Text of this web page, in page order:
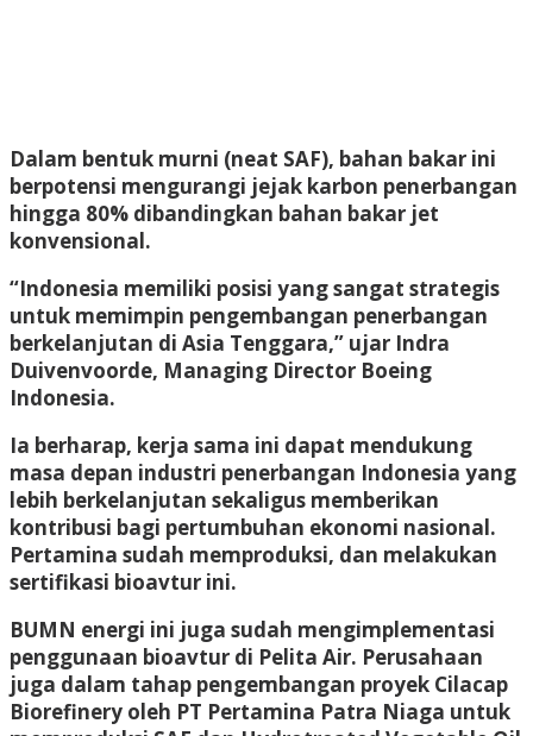
Dalam bentuk murni (neat SAF), bahan bakar ini
berpotensi mengurangi jejak karbon penerbangan
hingga 80% dibandingkan bahan bakar jet
konvensional.
“Indonesia memiliki posisi yang sangat strategis
untuk memimpin pengembangan penerbangan
berkelanjutan di Asia Tenggara,” ujar Indra
Duivenvoorde, Managing Director Boeing
Indonesia.
Ia berharap, kerja sama ini dapat mendukung
masa depan industri penerbangan Indonesia yang
lebih berkelanjutan sekaligus memberikan
kontribusi bagi pertumbuhan ekonomi nasional.
Pertamina sudah memproduksi, dan melakukan
sertifikasi bioavtur ini.
BUMN energi ini juga sudah mengimplementasi
penggunaan bioavtur di Pelita Air. Perusahaan
juga dalam tahap pengembangan proyek Cilacap
Biorefinery oleh PT Pertamina Patra Niaga untuk